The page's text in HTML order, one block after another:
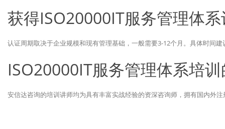
获得ISO20000IT服务管理体
认证周期取决于企业规模和现有管理基础，一般需要3-12个月。具体时间
ISO20000IT服务管理体系培
安信达咨询的培训讲师均为具有丰富实战经验的资深咨询师，拥有国内外